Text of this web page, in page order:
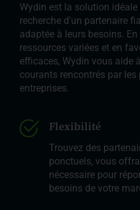
Wydin est la solution idéale
recherche d'un partenaire
adaptée à leurs besoins.
ressources variées et en
efficaces, Wydin vous aide
courants rencontrés par
entreprises.
Flexibilité
Trouvez des
ponctuels, vous
nécessaire pour
besoins de votre